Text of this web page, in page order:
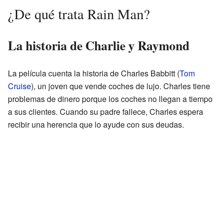
¿De qué trata Rain Man?
La historia de Charlie y Raymond
La película cuenta la historia de Charles Babbitt (Tom
Cruise), un joven que vende coches de lujo. Charles tiene
problemas de dinero porque los coches no llegan a tiempo
a sus clientes. Cuando su padre fallece, Charles espera
recibir una herencia que lo ayude con sus deudas.